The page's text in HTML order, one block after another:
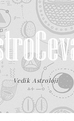
Vedik Astroloji